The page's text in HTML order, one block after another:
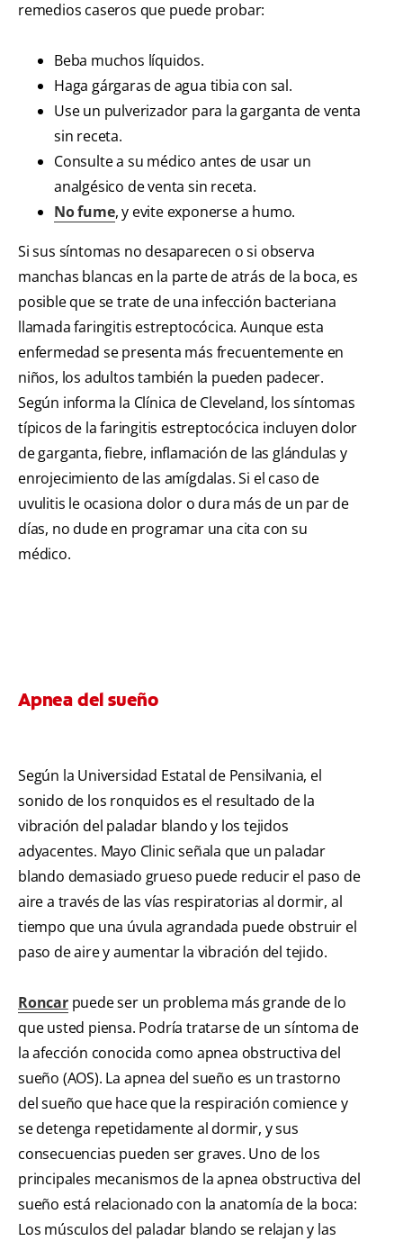
remedios caseros que puede probar:
Beba muchos líquidos.
Haga gárgaras de agua tibia con sal.
Use un pulverizador para la garganta de venta
sin receta.
Consulte a su médico antes de usar un
analgésico de venta sin receta.
No fume, y evite exponerse a humo.
Si sus síntomas no desaparecen o si observa
manchas blancas en la parte de atrás de la boca, es
posible que se trate de una infección bacteriana
llamada faringitis estreptocócica. Aunque esta
enfermedad se presenta más frecuentemente en
niños, los adultos también la pueden padecer.
Según informa la Clínica de Cleveland, los síntomas
típicos de la faringitis estreptocócica incluyen dolor
de garganta, fiebre, inflamación de las glándulas y
enrojecimiento de las amígdalas. Si el caso de
uvulitis le ocasiona dolor o dura más de un par de
días, no dude en programar una cita con su
médico.
Apnea del sueño
Según la Universidad Estatal de Pensilvania, el
sonido de los ronquidos es el resultado de la
vibración del paladar blando y los tejidos
adyacentes. Mayo Clinic señala que un paladar
blando demasiado grueso puede reducir el paso de
aire a través de las vías respiratorias al dormir, al
tiempo que una úvula agrandada puede obstruir el
paso de aire y aumentar la vibración del tejido.
Roncarpuede ser un problema más grande de lo
que usted piensa. Podría tratarse de un síntoma de
la afección conocida como apnea obstructiva del
sueño (AOS). La apnea del sueño es un trastorno
del sueño que hace que la respiración comience y
se detenga repetidamente al dormir, y sus
consecuencias pueden ser graves. Uno de los
principales mecanismos de la apnea obstructiva del
sueño está relacionado con la anatomía de la boca:
Los músculos del paladar blando se relajan y las